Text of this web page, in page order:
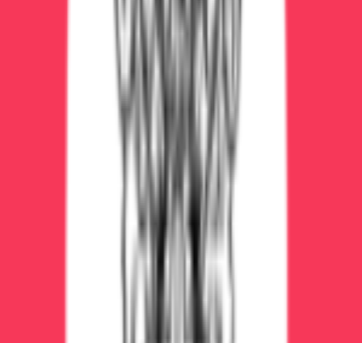
Кодирование уколом (Торпедо, 1 год) — 5000₽
Амбулаторная психотерапия (10 сеансов) —
Стандарт (2 стадия, средняя зависимость)
Вывод из запоя в стационаре (5 дней) — 25000₽
Кодирование подшивкой (3 года) — 15000₽
Реабилитация базовая (3 месяца) — 135000₽
Амбулаторная поддержка (3 месяца) — 36000₽
Комплексная программа (3 стадия,
тяжёлая зависимость)
Детоксикация в стационаре (7 дней, VIP) —